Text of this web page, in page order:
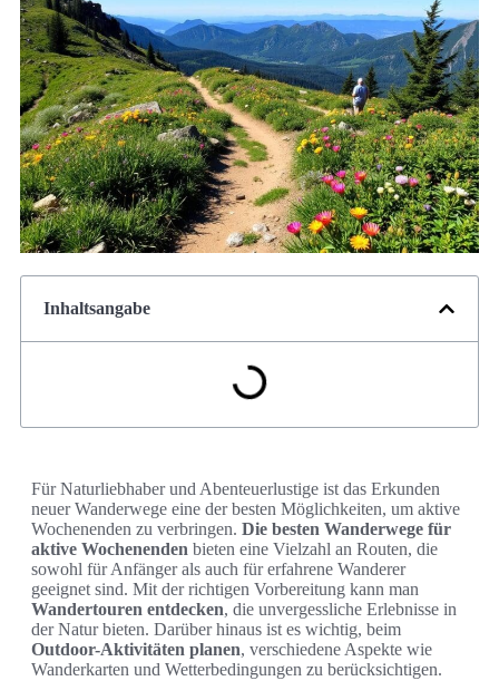
Inhaltsangabe
Für Naturliebhaber und Abenteuerlustige ist das Erkunden
neuer Wanderwege eine der besten Möglichkeiten, um aktive
Wochenenden zu verbringen. Die besten Wanderwege für
aktive Wochenenden bieten eine Vielzahl an Routen, die
sowohl für Anfänger als auch für erfahrene Wanderer
geeignet sind. Mit der richtigen Vorbereitung kann man
Wandertouren entdecken, die unvergessliche Erlebnisse in
der Natur bieten. Darüber hinaus ist es wichtig, beim
Outdoor-Aktivitäten planen, verschiedene Aspekte wie
Wanderkarten und Wetterbedingungen zu berücksichtigen.